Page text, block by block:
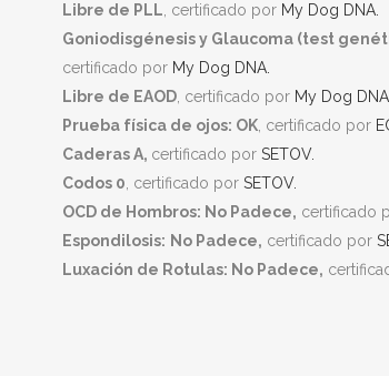
Libre de PLL , certificado por My Dog DNA.
Goniodisgénesis y Glaucoma (test
certificado por My Dog DNA.
Libre de EAOD, certificado por My Dog DNA.
Prueba física de ojos: OK, certificado por
Caderas A, certificado por SETOV.
Codos 0 , certificado por SETOV.
OCD de Hombros: No Padece, certificado
Espondilosis: No Padece, certificado por
Luxación de Rotulas: No Padece,